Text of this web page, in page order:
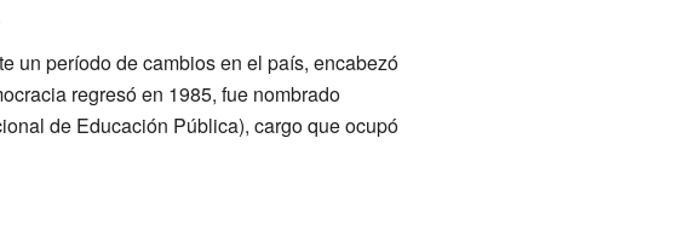
un período de cambios en el país, encabezó
regresó en 1985, fue nombrado
de Educación Pública), cargo que ocupó